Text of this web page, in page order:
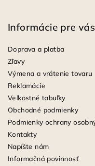
Informácie pre vás
Doprava a platba
Zľavy
Výmena a vrátenie tovaru
Reklamácie
Veľkostné tabuľky
Obchodné podmienky
Podmienky ochrany
Kontakty
Napíšte nám
Informačná povinnosť